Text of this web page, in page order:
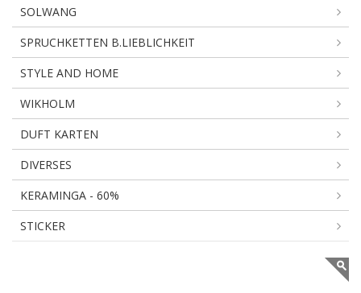
SOLWANG
SPRUCHKETTEN B.LIEBLICHKEIT
STYLE AND HOME
WIKHOLM
DUFT KARTEN
DIVERSES
KERAMINGA - 60%
STICKER